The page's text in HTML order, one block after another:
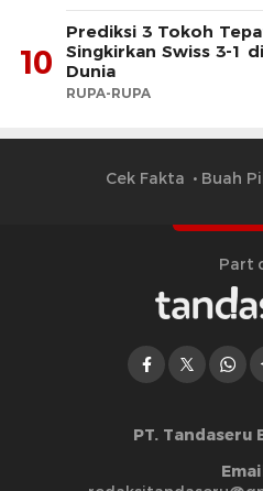
10
Prediksi 3 Tokoh
Singkirkan Swiss 3-1
Dunia
RUPA-RUPA
Cek Fakta Buah
Part
PT. Tandaseru